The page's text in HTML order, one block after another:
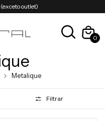
outlet)
0
Metalique
Filtrar